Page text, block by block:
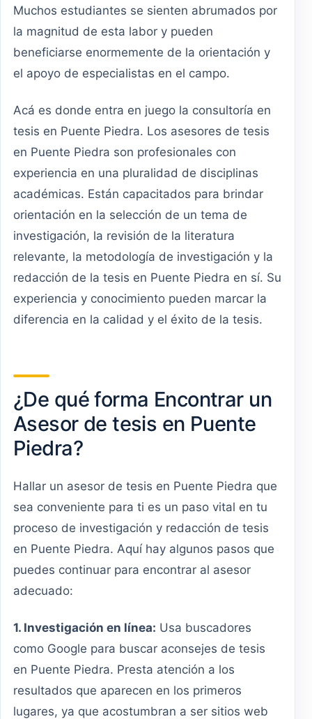
Muchos estudiantes se sienten abrumados por
la magnitud de esta labor y pueden
beneficiarse enormemente de la orientación y
el apoyo de especialistas en el campo.
Acá es donde entra en juego la consultoría en
tesis en Puente Piedra. Los asesores de tesis
en Puente Piedra son profesionales con
experiencia en una pluralidad de disciplinas
académicas. Están capacitados para brindar
orientación en la selección de un tema de
investigación, la revisión de la literatura
relevante, la metodología de investigación y la
redacción de la tesis en Puente Piedra en sí. Su
experiencia y conocimiento pueden marcar la
diferencia en la calidad y el éxito de la tesis.
¿De qué forma Encontrar un
Asesor de tesis en Puente
Piedra?
Hallar un asesor de tesis en Puente Piedra que
sea conveniente para ti es un paso vital en tu
proceso de investigación y redacción de tesis
en Puente Piedra. Aquí hay algunos pasos que
puedes continuar para encontrar al asesor
adecuado:
1. Investigación en línea: Usa buscadores
como Google para buscar aconsejes de tesis
en Puente Piedra. Presta atención a los
resultados que aparecen en los primeros
lugares, ya que acostumbran a ser sitios web